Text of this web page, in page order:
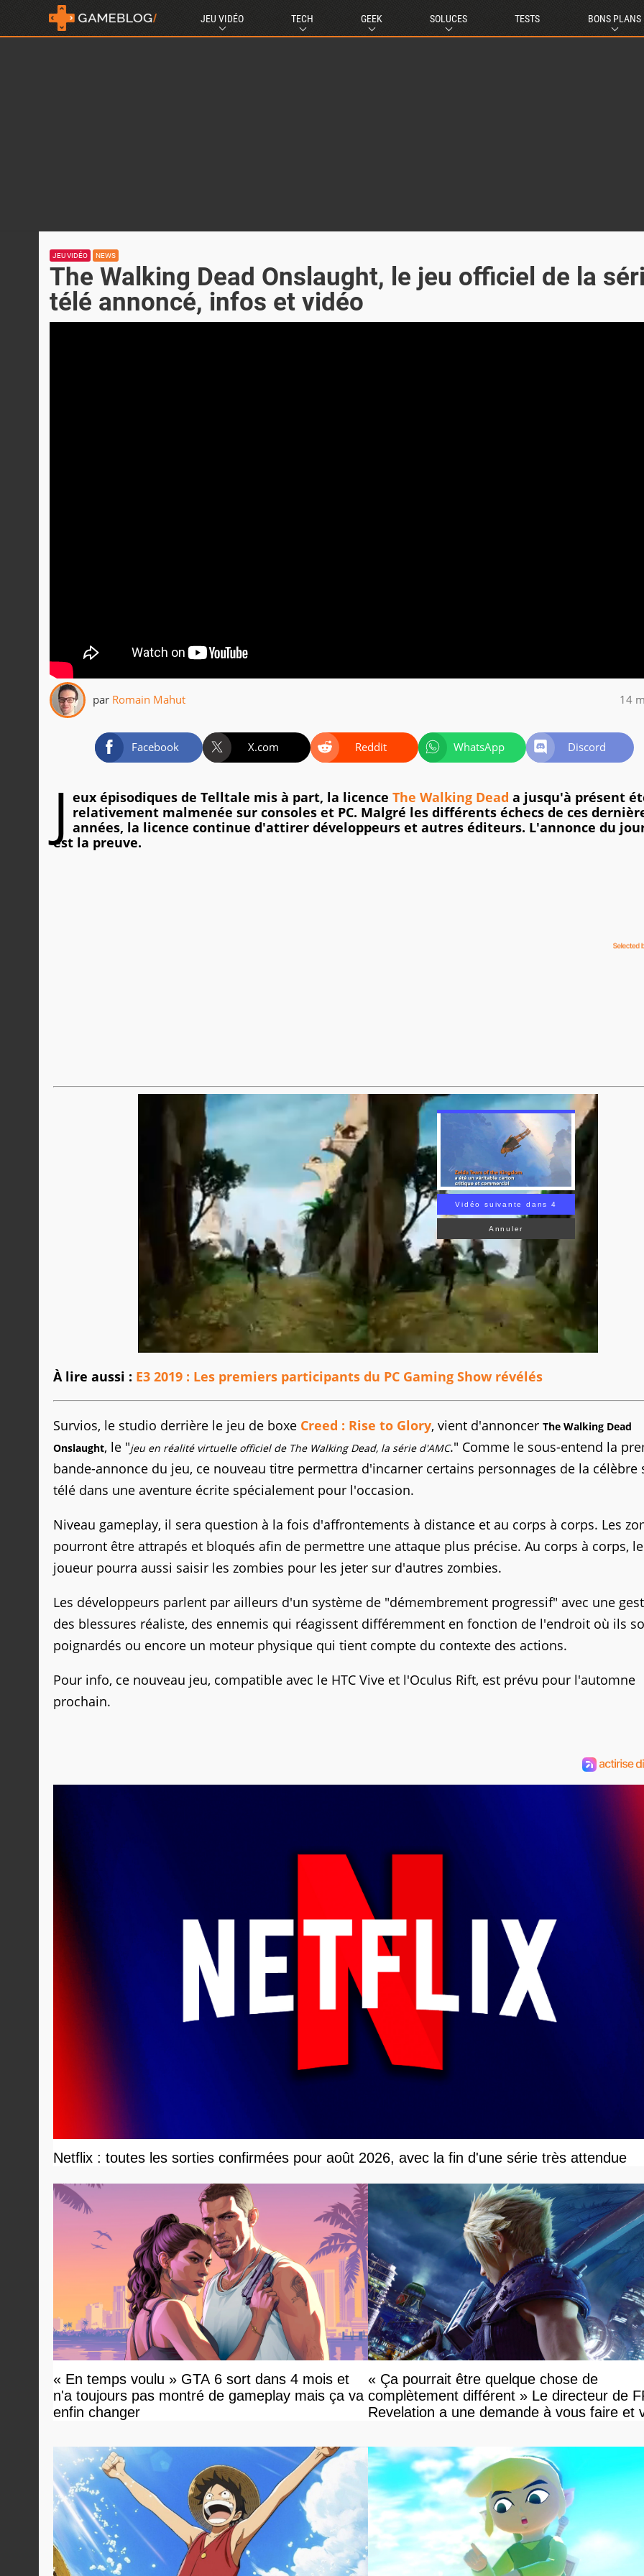
JEU VIDÉO TECH GEEK SOLUCES TESTS BONS PLANS
JEU VIDÉO NEWS
The Walking Dead Onslaught, le jeu officiel de la
télé annoncé, infos et vidéo
par Romain Mahut 14
Facebook X.com Reddit WhatsApp Discord
J eux épisodiques de Telltale mis à part, la licence The Walking Dead a jusqu'à présent
relativement malmenée sur consoles et PC. Malgré les différents échecs de ces
années, la licence continue d'attirer développeurs et autres éditeurs. L'annonce du
est la preuve.
Vidéo suivante dans 3
Annuler
À lire aussi : E3 2019 : Les premiers participants du PC Gaming Show révélés
Survios, le studio derrière le jeu de boxe Creed : Rise to Glory, vient d'annoncer The Walking Dead
Onslaught, le "jeu en réalité virtuelle officiel de The Walking Dead, la série d'AMC." Comme le sous-entend la
bande-annonce du jeu, ce nouveau titre permettra d'incarner certains personnages de la célèbre
télé dans une aventure écrite spécialement pour l'occasion.
Niveau gameplay, il sera question à la fois d'affrontements à distance et au corps à corps. Les
pourront être attrapés et bloqués afin de permettre une attaque plus précise. Au corps à corps, le
joueur pourra aussi saisir les zombies pour les jeter sur d'autres zombies.
Les développeurs parlent par ailleurs d'un système de "démembrement progressif" avec une
des blessures réaliste, des ennemis qui réagissent différemment en fonction de l'endroit où ils
poignardés ou encore un moteur physique qui tient compte du contexte des actions.
Pour info, ce nouveau jeu, compatible avec le HTC Vive et l'Oculus Rift, est prévu pour l'automne
prochain.
Netflix : toutes les sorties confirmées pour août 2026, avec la fin d'une série très attendue
« En temps voulu » GTA 6 sort dans 4 mois et
n'a toujours pas montré de gameplay mais ça va
enfin changer
« Ça pourrait être quelque chose de
complètement différent » Le directeur de
Revelation a une demande à vous faire et